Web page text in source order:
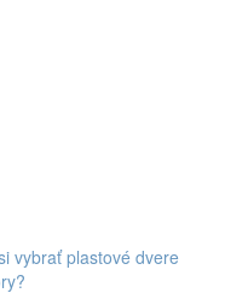
vybrať plastové dvere